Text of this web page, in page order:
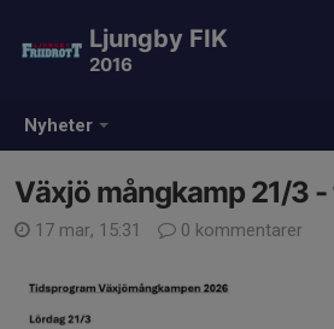
Nyheter
Ljungby FIK
2016
Växjö mångkamp 21/3
17 mar, 15:31 0 kommentarer